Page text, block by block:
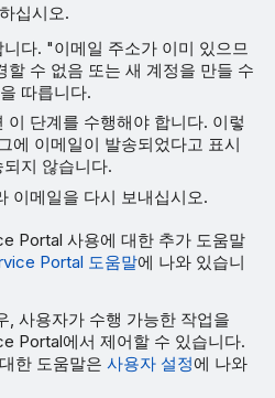
십시오.
다. "이메일 주소가 이미 있으므
할 수 없음 또는 새 계정을 만들 수
따릅니다.
이 단계를 수행해야 합니다. 이렇
에 이메일이 발송되었다고 표시
지 않습니다.
이메일을 다시 보내십시오.
Portal 사용에 대한 추가 도움말
Portal 도움말에 나와 있습니
, 사용자가 수행 가능한 작업을
Portal에서 제어할 수 있습니다.
한 도움말은 사용자 설정에 나와